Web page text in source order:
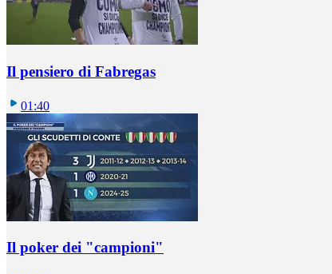
Il pensiero di Fabregas
01:40
Il poker dei "campioni"